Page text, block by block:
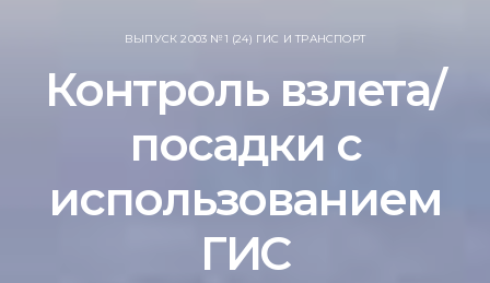
ВЫПУСК 2003 №1 (24) ГИС И ТРАНСПОРТ
Контроль взлета/
посадки с
использованием
ГИС